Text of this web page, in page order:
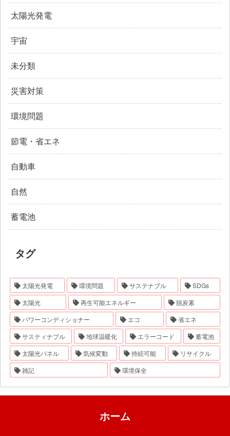
太陽光発電
宇宙
未分類
災害対策
環境問題
節電・省エネ
自動車
自然
蓄電池
タグ
太陽光発電 環境問題 サステナブル
SDGs
太陽光
再生可能エネルギー
脱炭素
パワーコンディショナー
エコ
省エネ
サスティナブル
地球温暖化 エラーコード
蓄電池
太陽光パネル
気候変動 持続可能
リサイクル
雑記
環境保全
ホーム